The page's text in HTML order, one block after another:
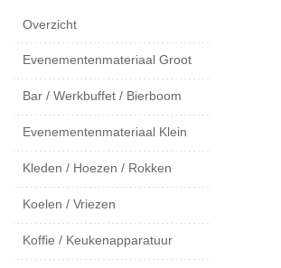
Overzicht
Evenementenmateriaal Groot
Bar / Werkbuffet / Bierboom
Evenementenmateriaal Klein
Kleden / Hoezen / Rokken
Koelen / Vriezen
Koffie / Keukenapparatuur